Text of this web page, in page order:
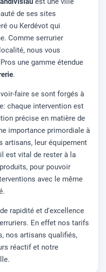
de ses sites
ou Kerdévot qui
Comme serrurier
nous vous
une gamme étendue
.
faire se sont forgés à
chaque intervention est
précise en matière de
importance primordiale à
artisans, leur équipement
est vital de rester à la
pour pouvoir
avec le même
rapidité et d'excellence
En effet nos tarifs
nos artisans qualifiés,
réactif et notre